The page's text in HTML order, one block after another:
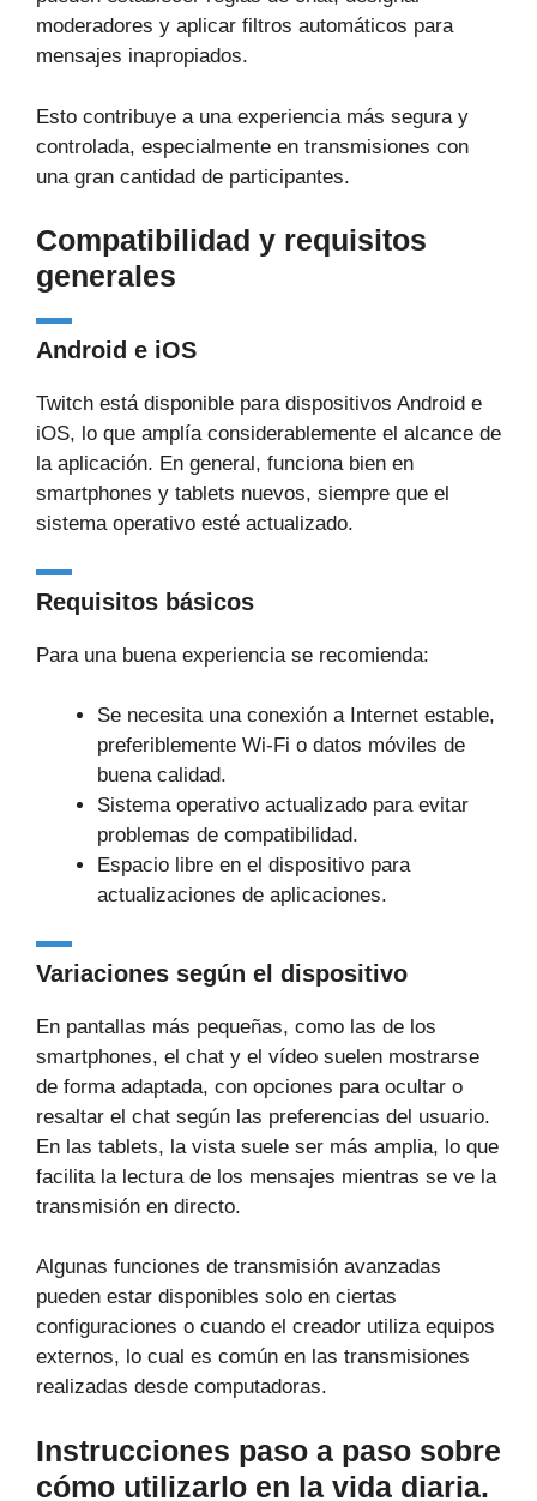
moderadores y aplicar filtros automáticos para
mensajes inapropiados.
Esto contribuye a una experiencia más segura y
controlada, especialmente en transmisiones con
una gran cantidad de participantes.
Compatibilidad y requisitos
generales
Android e iOS
Twitch está disponible para dispositivos Android e
iOS, lo que amplía considerablemente el alcance de
la aplicación. En general, funciona bien en
smartphones y tablets nuevos, siempre que el
sistema operativo esté actualizado.
Requisitos básicos
Para una buena experiencia se recomienda:
Se necesita una conexión a Internet estable,
preferiblemente Wi-Fi o datos móviles de
buena calidad.
Sistema operativo actualizado para evitar
problemas de compatibilidad.
Espacio libre en el dispositivo para
actualizaciones de aplicaciones.
Variaciones según el dispositivo
En pantallas más pequeñas, como las de los
smartphones, el chat y el vídeo suelen mostrarse
de forma adaptada, con opciones para ocultar o
resaltar el chat según las preferencias del usuario.
En las tablets, la vista suele ser más amplia, lo que
facilita la lectura de los mensajes mientras se ve la
transmisión en directo.
Algunas funciones de transmisión avanzadas
pueden estar disponibles solo en ciertas
configuraciones o cuando el creador utiliza equipos
externos, lo cual es común en las transmisiones
realizadas desde computadoras.
Instrucciones paso a paso sobre
cómo utilizarlo en la vida diaria.